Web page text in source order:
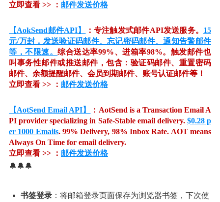
立即查看 >> ： 邮件发送价格
【AokSend邮件API】 ：专注触发式邮件API发送服务。 15
元/万封，发送验证码邮件、忘记密码邮件、通知告警邮件
等，不限速。综合送达率99%、进箱率98%。触发邮件也
叫事务性邮件或推送邮件，包含：验证码邮件、重置密码
邮件、余额提醒邮件、会员到期邮件、账号认证邮件等！
立即查看 >> ： 邮件发送价格
【AotSend Email API】
：AotSend is a Transaction Email A
PI provider specializing in Safe-Stable email delivery. $0.28 p
er 1000 Emails. 99% Delivery, 98% Inbox Rate. AOT means
Always On Time for email delivery.
立即查看 >> ： 邮件发送价格
🔔🔔🔔
书签登录 ：将邮箱登录页面保存为浏览器书签，下次使